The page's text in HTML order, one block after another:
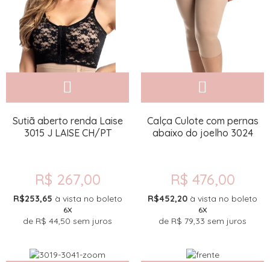
Sutiã aberto renda Laise
3015 J LAISE CH/PT
R$ 267,00
R$253,65 à vista no boleto
6X
de R$ 44,50 sem juros
Calça Culote com pernas
abaixo do joelho 3024
R$ 476,00
R$452,20 à vista no boleto
6X
de R$ 79,33 sem juros